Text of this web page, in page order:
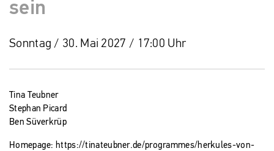
sein
Sonntag / 30. Mai 2027 / 17:00 Uhr
Tina Teubner
Stephan Picard
Ben Süverkrüp
Homepage: https://tinateubner.de/programmes/herkules-von-